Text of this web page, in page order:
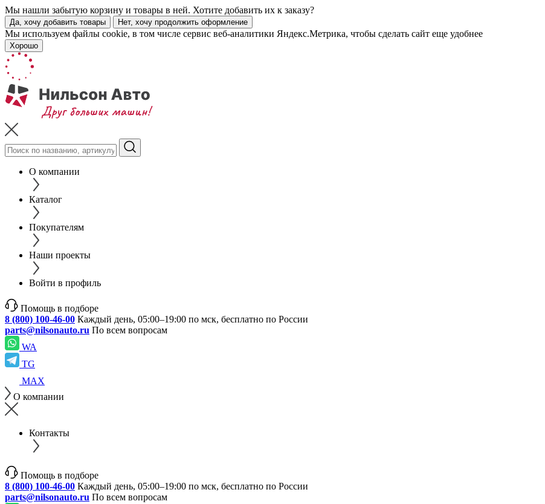
Мы нашли забытую корзину и товары в ней. Хотите добавить их к заказу?
Да, хочу добавить товары Нет, хочу продолжить оформление
Мы используем файлы cookie, в том числе сервис веб-аналитики Яндекс.Метрика, чтобы сделать сайт еще удобнее
Хорошо
О компании
Каталог
Покупателям
Наши проекты
Войти в профиль
Помощь в подборе
8 (800) 100-46-00 Каждый день, 05:00–19:00 по мск, бесплатно по России
parts@nilsonauto.ru По всем вопросам
WA
TG
MAX
О компании
Контакты
Помощь в подборе
8 (800) 100-46-00 Каждый день, 05:00–19:00 по мск, бесплатно по России
parts@nilsonauto.ru По всем вопросам